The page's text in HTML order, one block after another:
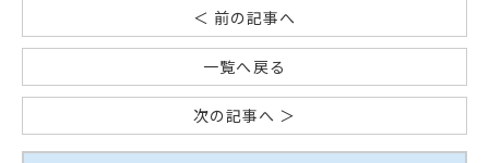
＜ 前の記事へ
一覧へ戻る
次の記事へ ＞